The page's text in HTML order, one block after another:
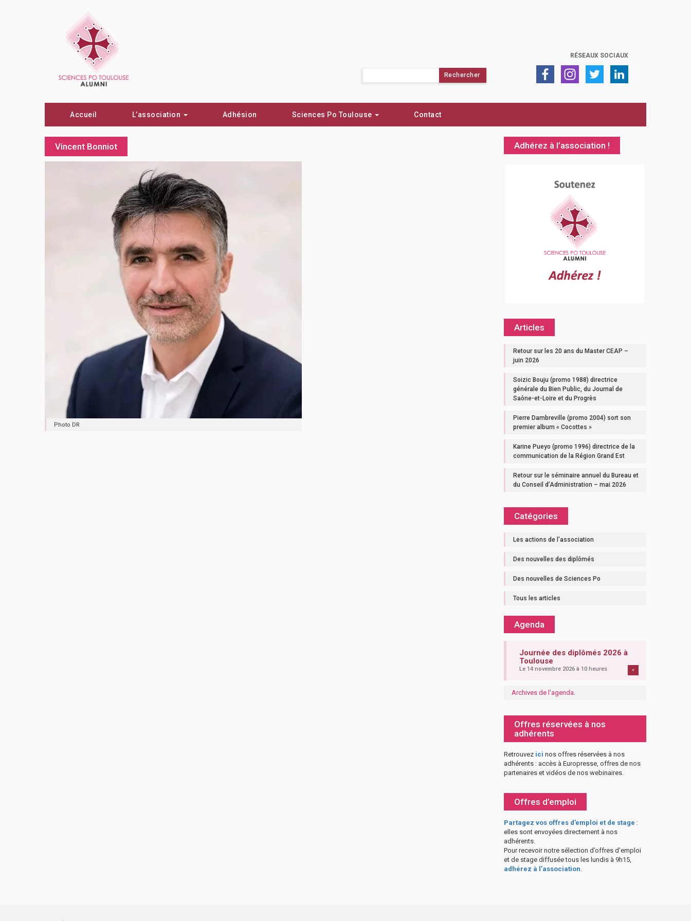
RÉSEAUX SOCIAUX
Accueil L’association Adhésion Sciences Po Toulouse Contact
Vincent Bonniot
Photo DR
Adhérez à l’association !
Articles
Retour sur les 20 ans du Master CEAP –
juin 2026
Soizic Bouju (promo 1988) directrice
générale du Bien Public, du Journal de
Saône-et-Loire et du Progrès
Pierre Dambreville (promo 2004) sort son
premier album « Cocottes »
Karine Pueyo (promo 1996) directrice de la
communication de la Région Grand Est
Retour sur le séminaire annuel du Bureau et
du Conseil d’Administration – mai 2026
Catégories
Les actions de l'association
Des nouvelles des diplômés
Des nouvelles de Sciences Po
Tous les articles
Agenda
Journée des diplômés 2026 à
Toulouse
Le 14 novembre 2026 à 10 heures +
Archives de l'agenda.
Offres réservées à nos
adhérents
Retrouvez ici nos offres réservées à nos
adhérents : accès à Europresse, offres de nos
partenaires et vidéos de nos webinaires.
Offres d’emploi
Partagez vos offres d’emploi et de stage :
elles sont envoyées directement à nos
adhérents.
Pour recevoir notre sélection d’offres d’emploi
et de stage diffusée tous les lundis à 9h15,
adhérez à l’association.